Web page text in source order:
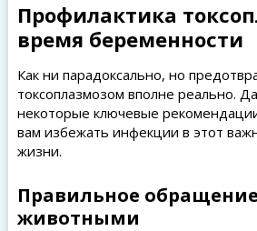
Профилактика
время беременности
Как ни парадоксально, но
токсоплазмозом вполне реально.
некоторые ключевые
вам избежать инфекции в этот
жизни.
Правильное
животными